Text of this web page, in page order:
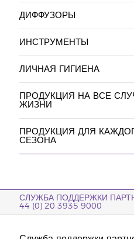
ДИФФУЗОРЫ
ИНСТРУМЕНТЫ
ЛИЧНАЯ ГИГИЕНА
ПРОДУКЦИЯ НА ВСЕ
ЖИЗНИ
ПРОДУКЦИЯ ДЛЯ
СЕЗОНА
СЛУЖБА ПОДДЕРЖКИ
44 (0) 20 3935 9000